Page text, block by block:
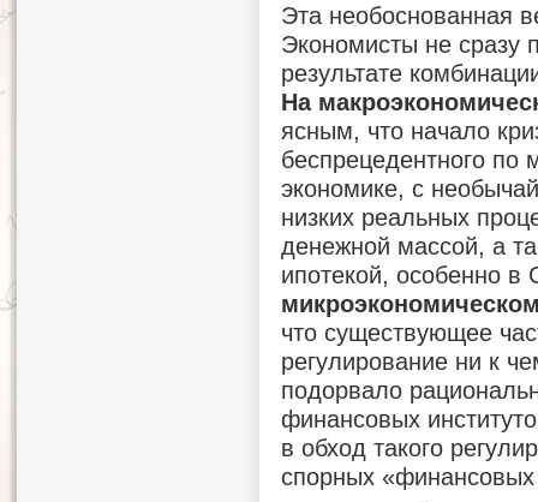
Эта необоснованная
Экономисты не сразу
результате
На
ясным, что начало
беспрецедентного
экономике, с
низких реальных
денежной массой, а
ипотекой, особенно
что существующее
регулирование ни к
подорвало
финансовых
в обход такого
спорных